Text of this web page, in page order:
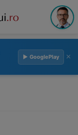
▶ GooglePlay ×